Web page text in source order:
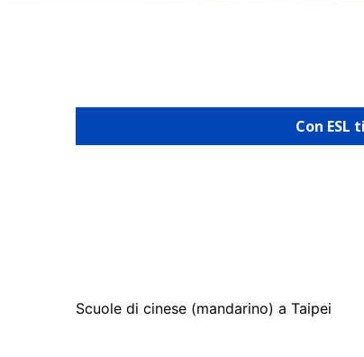
Con
Scuole di cinese (mandarino) a Taipei